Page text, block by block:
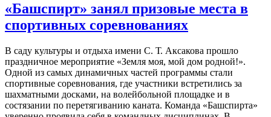
«Башспирт» занял призовые места в
спортивных соревнованиях
В саду культуры и отдыха имени С. Т. Аксакова прошло
праздничное мероприятие «Земля моя, мой дом родной!».
Одной из самых динамичных частей программы стали
спортивные соревнования, где участники встретились за
шахматными досками, на волейбольной площадке и в
состязании по перетягиванию каната. Команда «Башспирта»